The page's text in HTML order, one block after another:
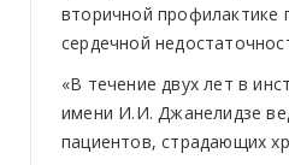
вторичной профилактике
сердечной
«В течение двух лет в
имени И.И. Джанелидзе
пациентов, страдающих